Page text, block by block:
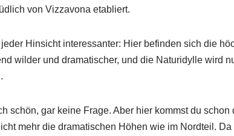
von Vizzavona etabliert.
Hinsicht interessanter: Hier befinden sich die
wilder und dramatischer, und die Naturidylle wird
schön, gar keine Frage. Aber hier kommst du
mehr die dramatischen Höhen wie im Nordteil. Da